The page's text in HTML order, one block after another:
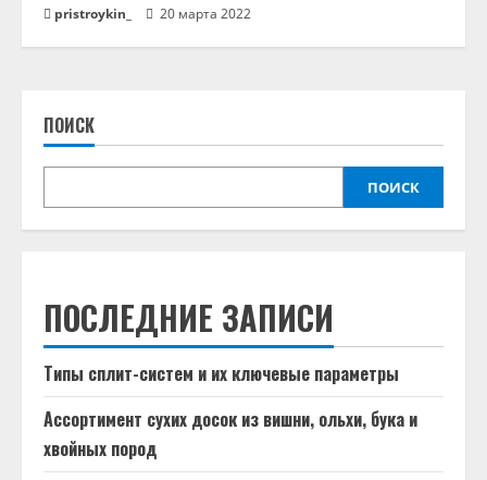
pristroykin_ 20 марта 2022
ПОИСК
ПОИСК
ПОСЛЕДНИЕ ЗАПИСИ
Типы сплит-систем и их ключевые параметры
Ассортимент сухих досок из вишни, ольхи, бука и
хвойных пород